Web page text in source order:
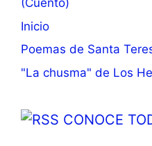
(Cuento)
Inicio
Poemas de Santa
"La chusma" de Los
CONOCE